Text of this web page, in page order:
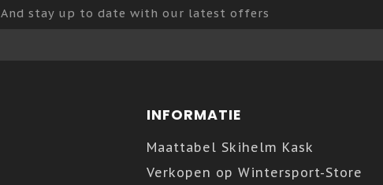
And stay up to date with our latest offers
INFORMATIE
Maattabel Skihelm Kask
Verkopen op Wintersport-Store